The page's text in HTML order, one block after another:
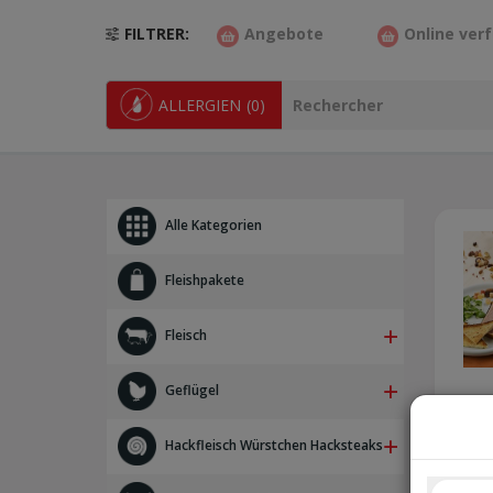
FILTRER Angebote Online
ALLERGIEN (0)
Alle Kategorien
Fleishpakete
Fleisch
Rindfleisch
Lammfleisch
Geflügel
Pute
Hackfleisch Würstchen Hacksteaks